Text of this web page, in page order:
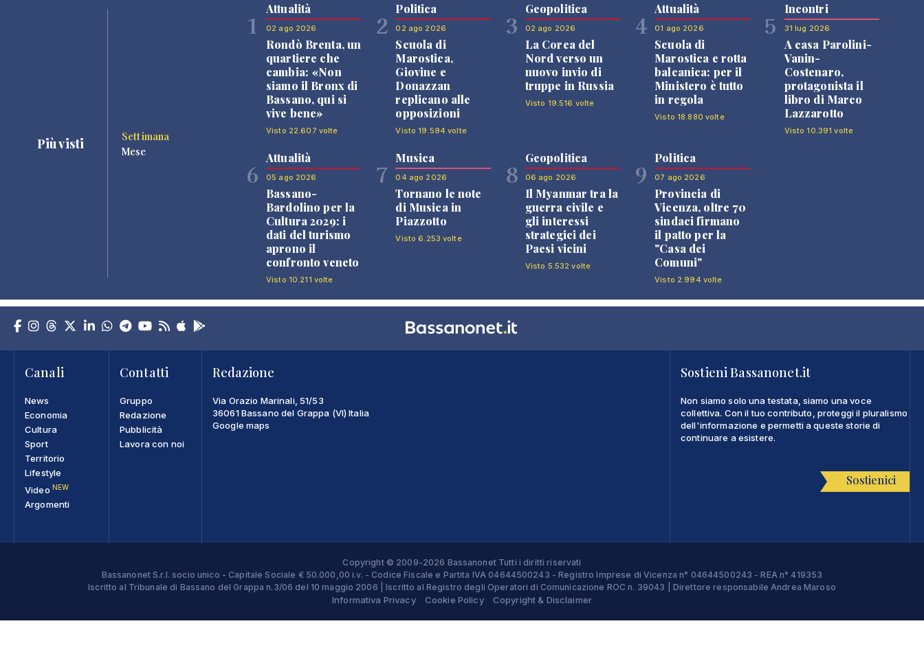
Più visti
Settimana
Mese
1
Attualità
02 ago 2026
Rondò Brenta, un
quartiere che
cambia: «Non
siamo il Bronx di
Bassano, qui si
vive bene»
Visto 22.607 volte
2
Politica
02 ago 2026
Scuola di
Marostica,
Giovine e
Donazzan
replicano alle
opposizioni
Visto 19.594 volte
3
Geopolitica
02 ago 2026
La Corea del
Nord verso un
nuovo invio di
truppe in Russia
Visto 19.516 volte
4
Attualità
01 ago 2026
Scuola di
Marostica e rotta
balcanica: per il
Ministero è tutto
in regola
Visto 18.880 volte
5
Incontri
31 lug 2026
A casa Parolini-
Vanin-
Costenaro,
protagonista il
libro di Marco
Lazzarotto
Visto 10.391 volte
6
Attualità
05 ago 2026
Bassano-
Bardolino per la
Cultura 2029: i
dati del turismo
aprono il
confronto veneto
Visto 10.211 volte
7
Musica
04 ago 2026
Tornano le note
di Musica in
Piazzotto
Visto 6.253 volte
8
Geopolitica
06 ago 2026
Il Myanmar tra la
guerra civile e
gli interessi
strategici dei
Paesi vicini
Visto 5.532 volte
9
Politica
07 ago 2026
Provincia di
Vicenza, oltre 70
sindaci firmano
il patto per la
"Casa dei
Comuni"
Visto 2.994 volte
Canali
News
Economia
Cultura
Sport
Territorio
Lifestyle
Video NEW
Argomenti
Contatti
Gruppo
Redazione
Pubblicità
Lavora con noi
Redazione
Via Orazio Marinali, 51/53
36061 Bassano del Grappa (VI) Italia
Google maps
Sostieni Bassanonet.it
Non siamo solo una testata, siamo una voce
collettiva. Con il tuo contributo, proteggi il pluralismo
dell'informazione e permetti a queste storie di
continuare a esistere.
Sostienici
Copyright © 2009-2026 Bassanonet Tutti i diritti riservati
Bassanonet S.r.l. socio unico - Capitale Sociale € 50.000,00 i.v. - Codice Fiscale e Partita IVA 04644500243 - Registro Imprese di Vicenza n° 04644500243 - REA n° 419353
Iscritto al Tribunale di Bassano del Grappa n.3/06 del 10 maggio 2006 | Iscritto al Registro degli Operatori di Comunicazione ROC n. 39043 | Direttore responsabile Andrea Maroso
Informativa Privacy Cookie Policy Copyright & Disclaimer